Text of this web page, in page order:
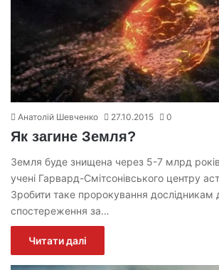
Анатолій Шевченко 27.10.2015 0
Як загине Земля?
Земля буде знищена через 5-7 млрд
учені Гарвард-Смітсонівського центру
Зробити таке пророкування дослідникам
спостереження за…
Читати далі